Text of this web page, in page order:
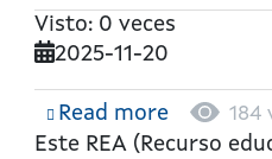
Visto: 0 veces
2025-11-20
Read moreabout
Visita
184
Este REA (Recurso